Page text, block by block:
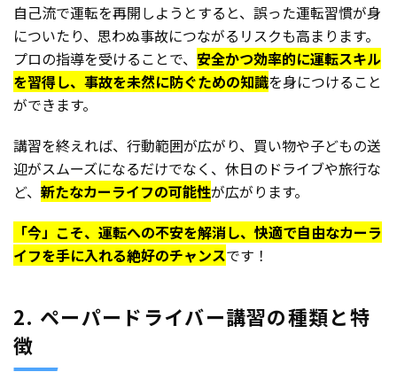
自己流で運転を再開しようとすると、誤った運転習慣が身
についたり、思わぬ事故につながるリスクも高まります。
プロの指導を受けることで、 安全かつ効率的に運転スキル
を習得し、事故を未然に防ぐための知識を身につけること
ができます。
講習を終えれば、行動範囲が広がり、買い物や子どもの送
迎がスムーズになるだけでなく、休日のドライブや旅行な
ど、 新たなカーライフの可能性が広がります。
「今」こそ、運転への不安を解消し、快適で自由なカーラ
イフを手に入れる絶好のチャンスです！
2. ペーパードライバー講習の種類と特
徴